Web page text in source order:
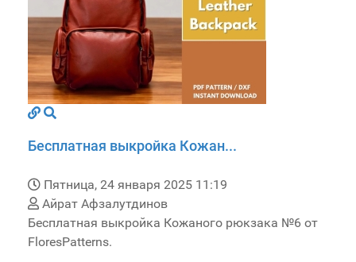
Бесплатная выкройка Кожан...
Пятница, 24 января 2025 11:19
Айрат Афзалутдинов
Бесплатная выкройка Кожаного рюкзака №6 от
FloresPatterns.